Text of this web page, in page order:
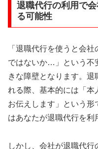
退職代行の利用で
る可能性
「退職代行を使うと会
ではないか…」という不
きな障壁となります。退
れる際、基本的には「本
お伝えします」という形
はあなたが退職代行を利
しかし、会社が退職代